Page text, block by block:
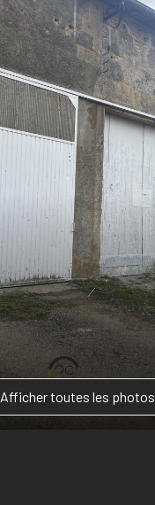
Afficher toutes les photos